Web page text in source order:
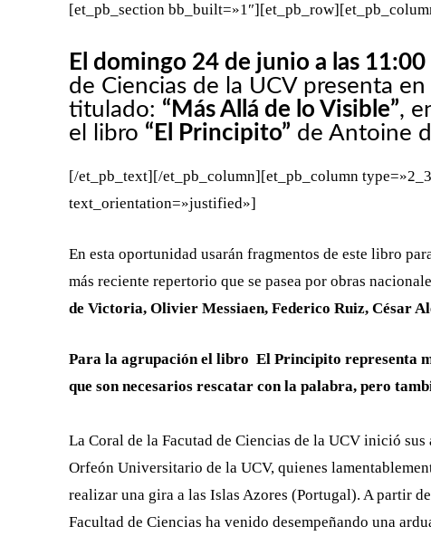
[et_pb_section
El domingo 24 de junio a las 11:00
de Ciencias de la UCV​ presenta en
titulado: “Más Allá de lo Visible”,
el
libro “El Principito” de Antoine
[/et_pb_text][/et_pb_column][et_pb_column
text_orientation=»justified»]
En esta oportunidad usarán fragmentos de este libro
más reciente repertorio que se pasea por obras
de Victoria, Olivier Messiaen, Federico Ruiz, César
​Para la agrupación el libro ​ El Principito representa
que son necesarios rescatar con la palabra, pero
La Coral de la Facutad de Ciencias de la UCV inició
Orfeón Universitario de la UCV, quienes
realizar una gira a las Islas Azores (Portugal). A partir de
Facultad de Ciencias ha venido desempeñando una